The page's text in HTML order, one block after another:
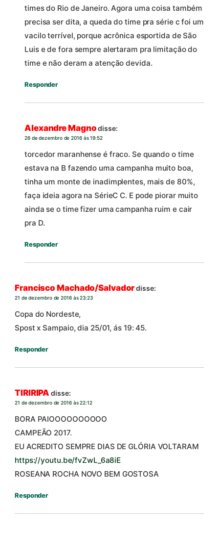
times do Rio de Janeiro. Agora uma coisa também
precisa ser dita, a queda do time pra série c foi um
vacilo terrível, porque acrônica esportida de São
Luis e de fora sempre alertaram pra limitação do
time e não deram a atenção devida.
Responder
Alexandre Magno disse:
26 de dezembro de 2016 às 19:52
torcedor maranhense é fraco. Se quando o time
estava na B fazendo uma campanha muito boa,
tinha um monte de inadimplentes, mais de 80%,
faça ideia agora na SérieC C. E pode piorar muito
ainda se o time fizer uma campanha ruim e cair
pra D.
Responder
Francisco Machado/Salvadordisse:
21 de dezembro de 2016 às 23:23
Copa do Nordeste,
Spost x Sampaio, dia 25/01, ás 19: 45.
Responder
TIRIRIPA disse:
21 de dezembro de 2016 às 22:12
BORA PAIOOOOOOOOOO
CAMPEÃO 2017.
EU ACREDITO SEMPRE DIAS DE GLÓRIA VOLTARAM
https://youtu.be/fvZwL_6a8iE
ROSEANA ROCHA NOVO BEM GOSTOSA
Responder